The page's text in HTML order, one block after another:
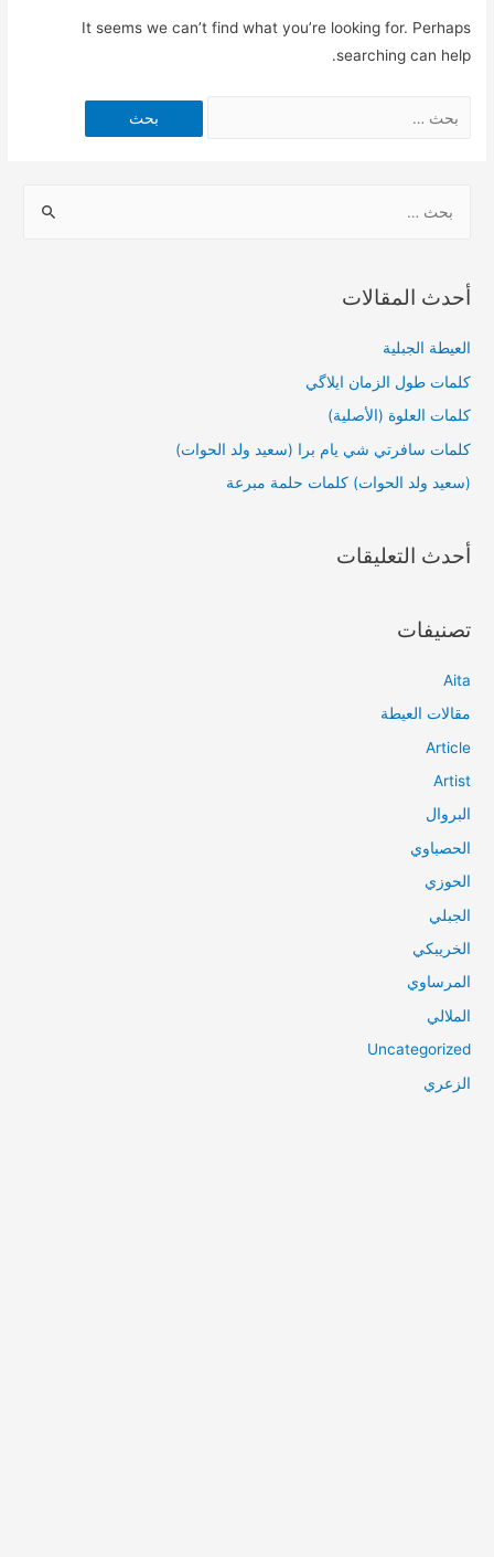
It seems we can’t find what you’re looking for. Perhaps
searching can help.
أحدث المقالات
العيطة الجبلية
كلمات طول الزمان ايلاگي
كلمات العلوة (الأصلية)
كلمات سافرتي شي يام برا (سعيد ولد الحوات)
(سعيد ولد الحوات) كلمات حلمة مبرعة
أحدث التعليقات
تصنيفات
Aita
مقالات العيطة
Article
Artist
البروال
الحصباوي
الحوزي
الجبلي
الخريبكي
المرساوي
الملالي
Uncategorized
الزعري